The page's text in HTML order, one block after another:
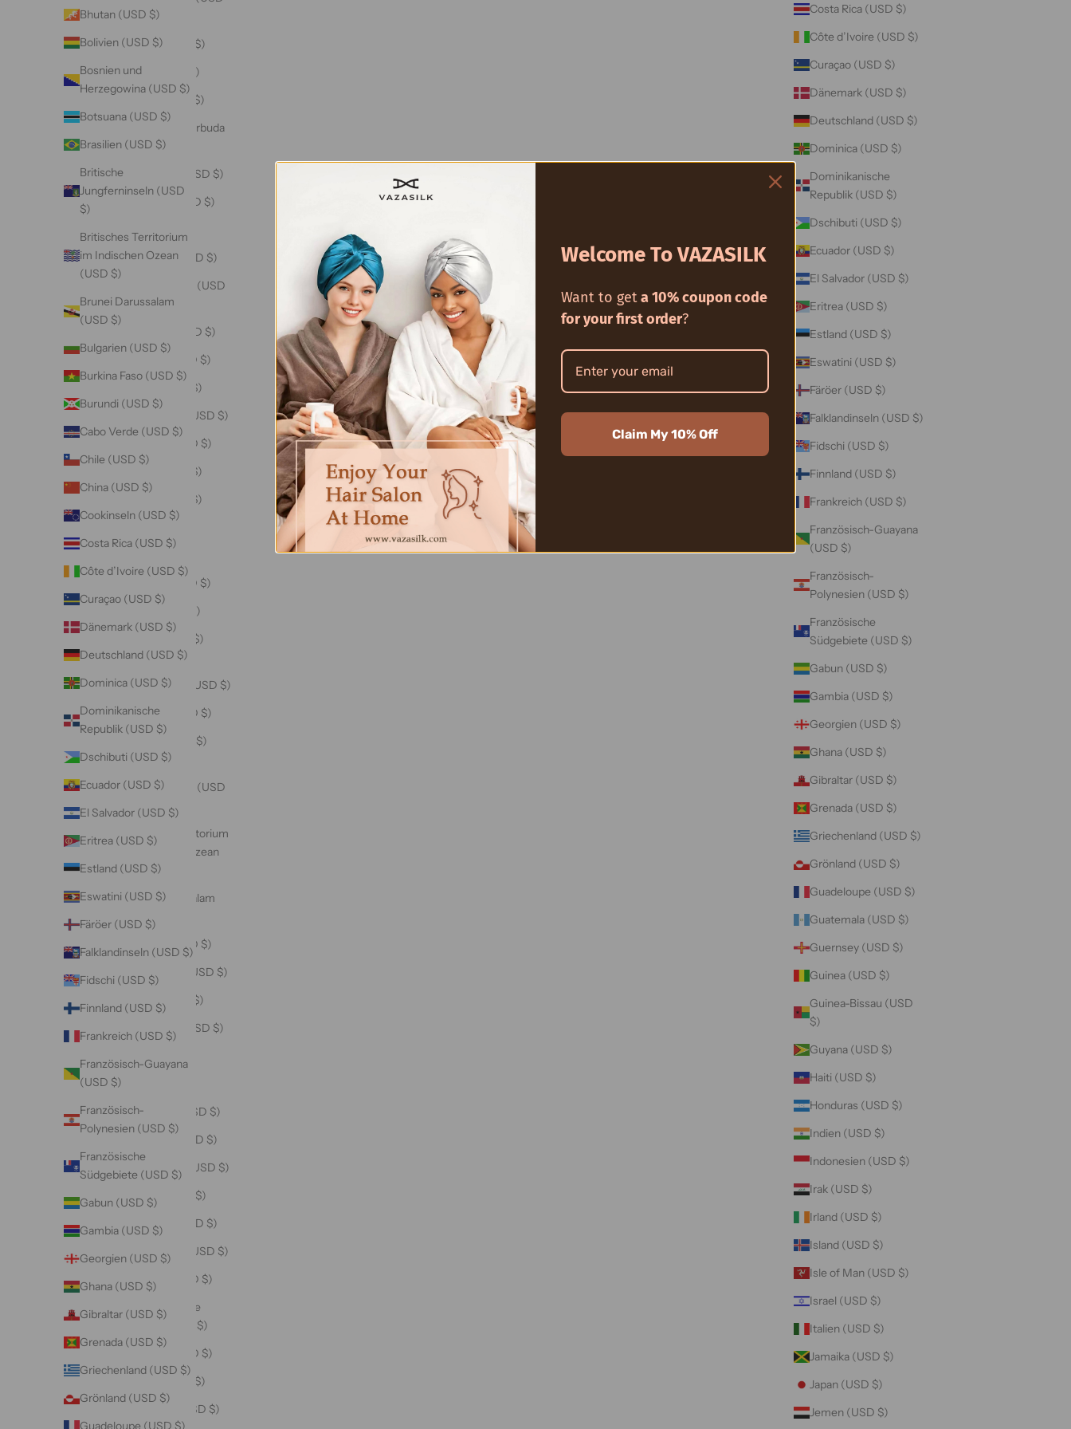
Costa Rica (USD $)
Côte d’Ivoire (USD $)
Curaçao (USD $)
Dänemark (USD $)
Deutschland (USD $)
Dominica (USD $)
Dominikanische
Republik (USD $)
Dschibuti (USD $)
Ecuador (USD $)
El Salvador (USD $)
Eritrea (USD $)
Estland (USD $)
Eswatini (USD $)
Färöer (USD $)
Falklandinseln (USD $)
Fidschi (USD $)
Finnland (USD $)
Frankreich (USD $)
Französisch-Guayana
(USD $)
Französisch-
Polynesien (USD $)
Französische
Südgebiete (USD $)
Gabun (USD $)
Gambia (USD $)
Georgien (USD $)
Ghana (USD $)
Gibraltar (USD $)
Grenada (USD $)
Griechenland (USD $)
Grönland (USD $)
Guadeloupe (USD $)
Guatemala (USD $)
Guernsey (USD $)
Guinea (USD $)
Guinea-Bissau (USD
$)
Guyana (USD $)
Haiti (USD $)
Honduras (USD $)
Indien (USD $)
Indonesien (USD $)
Irak (USD $)
Irland (USD $)
Island (USD $)
Isle of Man (USD $)
Israel (USD $)
Italien (USD $)
Jamaika (USD $)
Japan (USD $)
Jemen (USD $)
Bhutan (USD $)
Bolivien (USD $)
Bosnien und
Herzegowina (USD $)
Botsuana (USD $)
Brasilien (USD $)
Britische
Jungferninseln (USD
$)
Britisches Territorium
im Indischen Ozean
(USD $)
Brunei Darussalam
(USD $)
Bulgarien (USD $)
Burkina Faso (USD $)
Burundi (USD $)
Cabo Verde (USD $)
Chile (USD $)
China (USD $)
Cookinseln (USD $)
Costa Rica (USD $)
Côte d’Ivoire (USD $)
Curaçao (USD $)
Dänemark (USD $)
Deutschland (USD $)
Dominica (USD $)
Dominikanische
Republik (USD $)
Dschibuti (USD $)
Ecuador (USD $)
El Salvador (USD $)
Eritrea (USD $)
Estland (USD $)
Eswatini (USD $)
Färöer (USD $)
Falklandinseln (USD $)
Fidschi (USD $)
Finnland (USD $)
Frankreich (USD $)
Französisch-Guayana
(USD $)
Französisch-
Polynesien (USD $)
Französische
Südgebiete (USD $)
Gabun (USD $)
Gambia (USD $)
Georgien (USD $)
Ghana (USD $)
Gibraltar (USD $)
Grenada (USD $)
Griechenland (USD $)
Grönland (USD $)
Guadeloupe (USD $)
$)
Andorra (USD $)
Angola (USD $)
Anguilla (USD $)
Antigua und Barbuda
(USD $)
Argentinien (USD $)
Armenien (USD $)
Aruba (USD $)
Ascension (USD $)
Aserbaidschan (USD
$)
Australien (USD $)
Bahamas (USD $)
Bahrain (USD $)
Bangladesch (USD $)
Barbados (USD $)
Belarus (USD $)
Belgien (USD $)
Bermuda (USD $)
Bhutan (USD $)
Bolivien (USD $)
Herzegowina (USD $)
Botsuana (USD $)
Brasilien (USD $)
Jungferninseln (USD
$)
Britisches Territorium
im Indischen Ozean
(USD $)
Brunei Darussalam
(USD $)
Bulgarien (USD $)
Burkina Faso (USD $)
Burundi (USD $)
Cabo Verde (USD $)
China (USD $)
Cookinseln (USD $)
Costa Rica (USD $)
Côte d’Ivoire (USD $)
Curaçao (USD $)
Dänemark (USD $)
Deutschland (USD $)
Dominica (USD $)
Dominikanische
Republik (USD $)
Dschibuti (USD $)
Ecuador (USD $)
El Salvador (USD $)
Welcome To VAZASILK
Want to geta 10% coupon code
for your first order?
Claim My 10% Off